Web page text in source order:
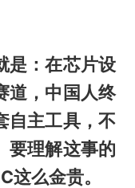
是：在芯片设
道，中国人终
自主工具，不
要理解这事的
这么金贵。